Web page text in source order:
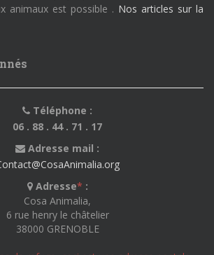
animaux est possible . Nos articles sur la
Téléphone :
06 . 88 . 44 . 71 . 17
Adresse mail :
Adresse* :
Cosa Animalia,
6 rue henry le châtelier
38000 GRENOBLE